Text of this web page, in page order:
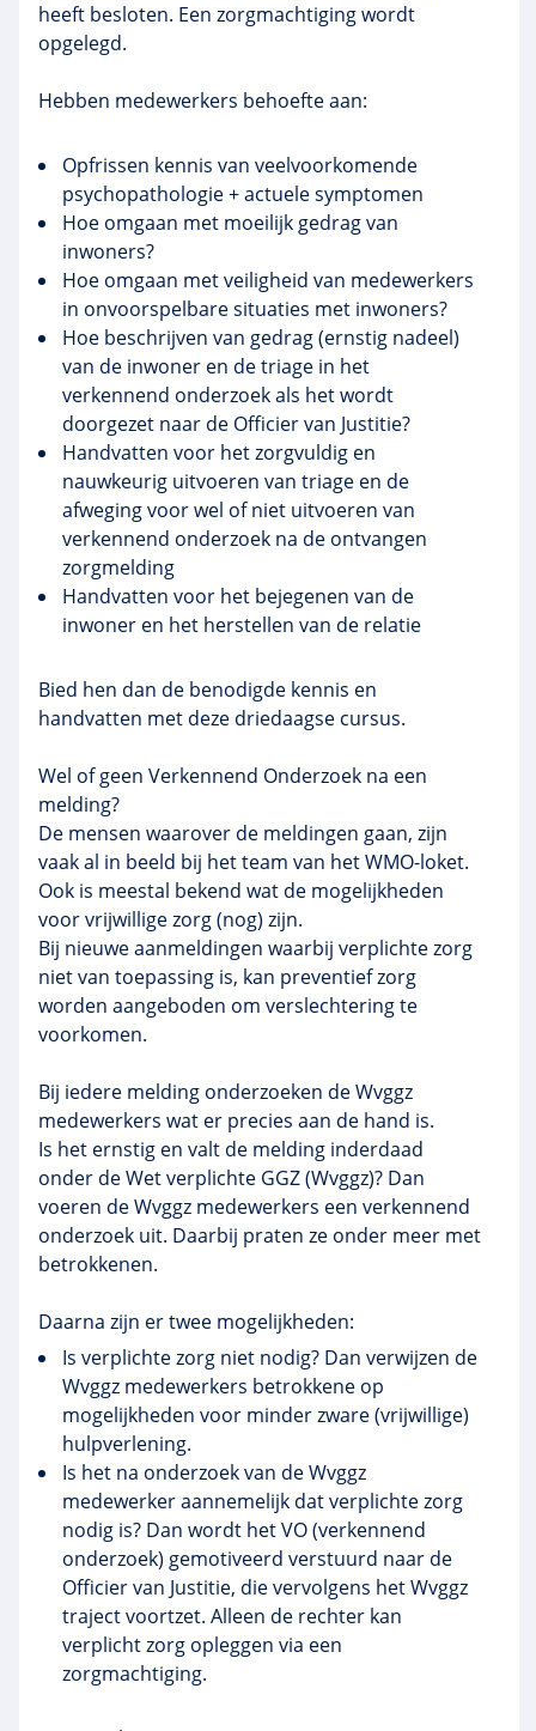
heeft besloten. Een zorgmachtiging wordt
opgelegd.
Hebben medewerkers behoefte aan:
Opfrissen kennis van veelvoorkomende
psychopathologie + actuele symptomen
Hoe omgaan met moeilijk gedrag van
inwoners?
Hoe omgaan met veiligheid van medewerkers
in onvoorspelbare situaties met inwoners?
Hoe beschrijven van gedrag (ernstig nadeel)
van de inwoner en de triage in het
verkennend onderzoek als het wordt
doorgezet naar de Officier van Justitie?
Handvatten voor het zorgvuldig en
nauwkeurig uitvoeren van triage en de
afweging voor wel of niet uitvoeren van
verkennend onderzoek na de ontvangen
zorgmelding
Handvatten voor het bejegenen van de
inwoner en het herstellen van de relatie
Bied hen dan de benodigde kennis en
handvatten met deze driedaagse cursus.
Wel of geen Verkennend Onderzoek na een
melding?
De mensen waarover de meldingen gaan, zijn
vaak al in beeld bij het team van het WMO-loket.
Ook is meestal bekend wat de mogelijkheden
voor vrijwillige zorg (nog) zijn.
Bij nieuwe aanmeldingen waarbij verplichte zorg
niet van toepassing is, kan preventief zorg
worden aangeboden om verslechtering te
voorkomen.
Bij iedere melding onderzoeken de Wvggz
medewerkers wat er precies aan de hand is.
Is het ernstig en valt de melding inderdaad
onder de Wet verplichte GGZ (Wvggz)? Dan
voeren de Wvggz medewerkers een verkennend
onderzoek uit. Daarbij praten ze onder meer met
betrokkenen.
Daarna zijn er twee mogelijkheden:
Is verplichte zorg niet nodig? Dan verwijzen de
Wvggz medewerkers betrokkene op
mogelijkheden voor minder zware (vrijwillige)
hulpverlening.
Is het na onderzoek van de Wvggz
medewerker aannemelijk dat verplichte zorg
nodig is? Dan wordt het VO (verkennend
onderzoek) gemotiveerd verstuurd naar de
Officier van Justitie, die vervolgens het Wvggz
traject voortzet. Alleen de rechter kan
verplicht zorg opleggen via een
zorgmachtiging.